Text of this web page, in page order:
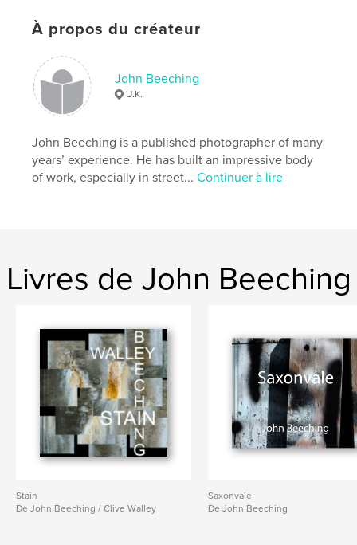
À propos du créateur
John Beeching
U.K.
John Beeching is a published photographer of many
years’ experience. He has built an impressive body
of work, especially in street...Continuer à lire
Livres de John Beeching
Stain
De John Beeching / Clive Walley
Saxonvale
De John Beeching